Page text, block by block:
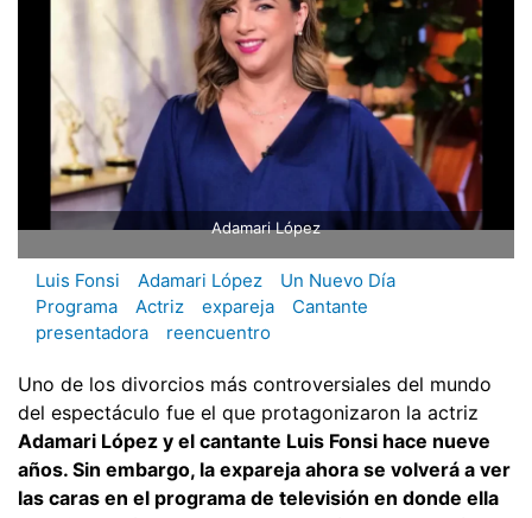
Adamari López
Luis Fonsi Adamari López
Un Nuevo Día
Programa
Actriz expareja
Cantante
presentadora
reencuentro
Uno de los divorcios más controversiales del mundo
del espectáculo fue el que protagonizaron la actriz
Adamari López y el cantante Luis Fonsi hace nueve
años. Sin embargo, la expareja ahora se volverá a ver
las caras en el programa de televisión en donde ella